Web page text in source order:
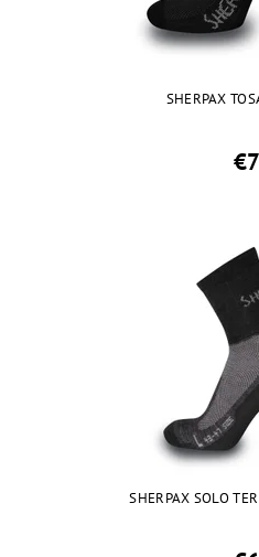
SHERPAX
€7
SHERPAX SOLO